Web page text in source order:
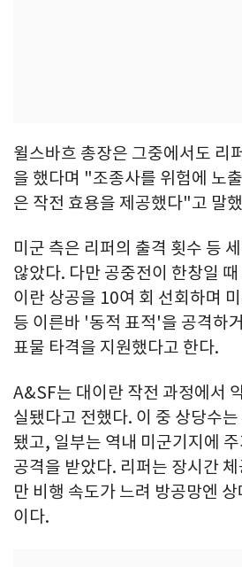
윌스바흐 총장은 그중에서도 리
을 했다며 "조종사를 위험에 노
은 작전 효용을 제공했다"고 말
미군 측은 리퍼의 출격 횟수 등
않았다. 다만 공중전이 한창일
이란 상공을 10여 회 선회하며
등 이른바 '동적 표적'을 공격하
표물 타격을 지원했다고 한다.
A&SF는 대이란 작전 과정에서
실됐다고 전했다. 이 중 상당수
됐고, 일부는 역내 미군기지에
공격을 받았다. 리퍼는 장시간
만 비행 속도가 느려 방공망엔
이다.